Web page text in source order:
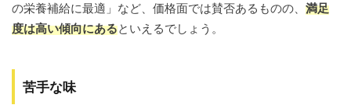
の栄養補給に最適」など、価格面では賛否あるものの、 満足
度は高い傾向にあるといえるでしょう。
苦手な味